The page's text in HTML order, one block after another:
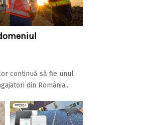
continuă să fie unul
din România...